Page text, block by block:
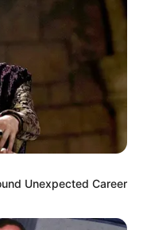
Unexpected Career